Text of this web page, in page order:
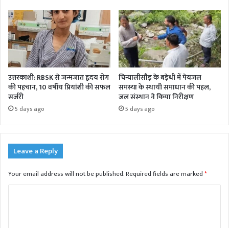
उत्तरकाशी: RBSK से जन्मजात हृदय रोग
की पहचान, 10 वर्षीय प्रियांशी की सफल
सर्जरी
5 days ago
चिन्यालीसौड़ के बड़ेथी में पेयजल
समस्या के स्थायी समाधान की पहल,
जल संस्थान ने किया निरीक्षण
5 days ago
Leave a Reply
Your email address will not be published.Required fields are marked*